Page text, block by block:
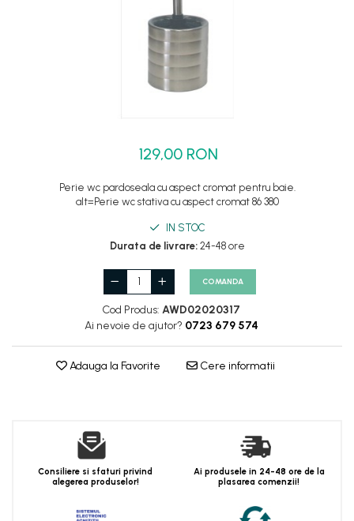
129,00 RON
Perie wc pardoseala cu aspect cromat pentru baie.
alt=Perie wc stativa cu aspect cromat 86 380
IN STOC
Durata de livrare:24-48 ore
COMANDA
Cod Produs: AWD02020317
Ai nevoie de ajutor? 0723 679 574
Adauga la Favorite Cere informatii
Consiliere si sfaturi privind
alegerea produselor!
Ai produsele in 24-48 ore de la
plasarea comenzii!